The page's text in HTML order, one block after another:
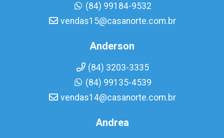
(84) 99184-9532
vendas15@casanorte.com.br
Anderson
(84) 3203-3335
(84) 99135-4539
vendas14@casanorte.com.br
Andrea